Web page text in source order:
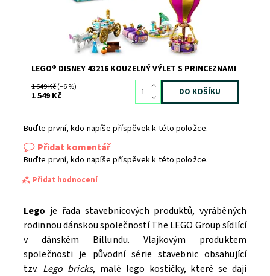
LEGO® DISNEY 43216 KOUZELNÝ VÝLET S PRINCEZNAMI
1 649 Kč(–6 %)
1 549 Kč
Buďte první, kdo napíše příspěvek k této položce.
Přidat komentář
Buďte první, kdo napíše příspěvek k této položce.
Přidat hodnocení
Lego je řada stavebnicových produktů, vyráběných
rodinnou dánskou společností The LEGO Group sídlící
v dánském Billundu. Vlajkovým produktem
společnosti je původní série stavebnic obsahující
tzv. Lego bricks, malé lego kostičky, které se dají